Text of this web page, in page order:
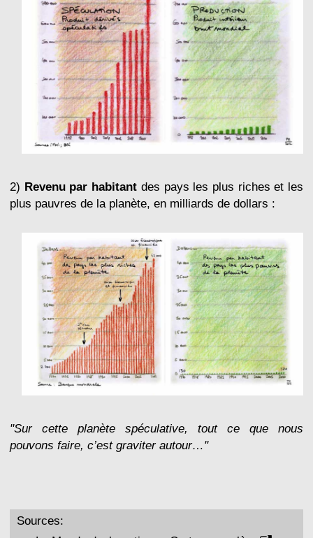
2) Revenu par habitant des pays les plus riches et les
plus pauvres de la planète, en milliards de dollars :
"Sur cette planète spéculative, tout ce que nous
pouvons faire, c’est graviter autour…"
Sources: